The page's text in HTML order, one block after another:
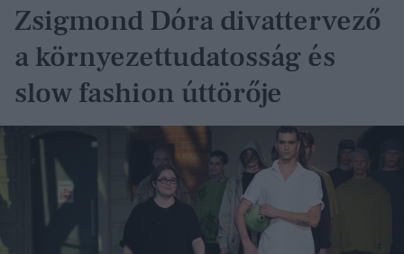
Zsigmond Dóra divattervező
a környezettudatosság és
slow fashion úttörője